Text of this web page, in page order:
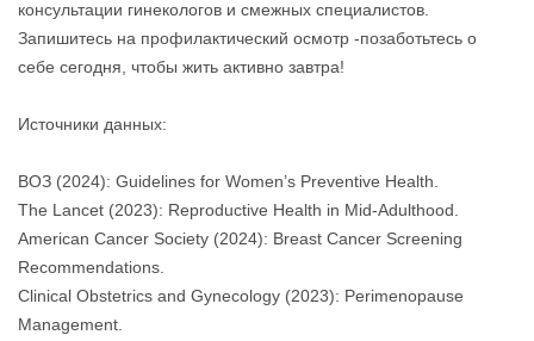
консультации гинекологов и смежных специалистов.
Запишитесь на профилактический осмотр -позаботьтесь о
себе сегодня, чтобы жить активно завтра!
Источники данных:
ВОЗ (2024): Guidelines for Women’s Preventive Health.
The Lancet (2023): Reproductive Health in Mid‑Adulthood.
American Cancer Society (2024): Breast Cancer Screening
Recommendations.
Clinical Obstetrics and Gynecology (2023): Perimenopause
Management.